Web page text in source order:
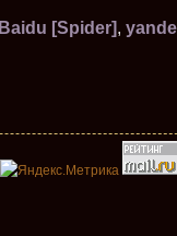
Baidu [Spider],